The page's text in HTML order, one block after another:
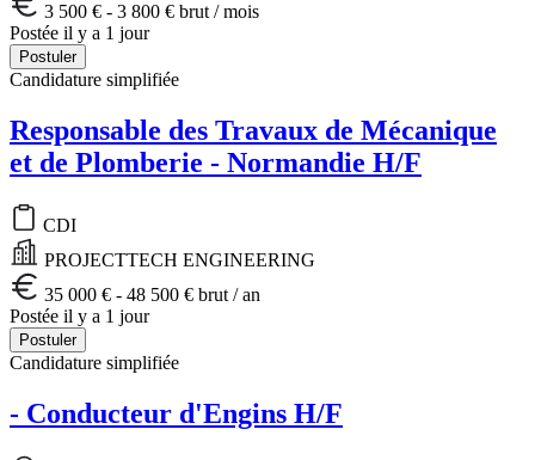
3 500 € - 3 800 € brut / mois
Postée il y a 1 jour
Postuler
Candidature simplifiée
Responsable des Travaux de Mécanique
et de Plomberie - Normandie H/F
CDI
PROJECTTECH ENGINEERING
35 000 € - 48 500 € brut / an
Postée il y a 1 jour
Postuler
Candidature simplifiée
- Conducteur d'Engins H/F